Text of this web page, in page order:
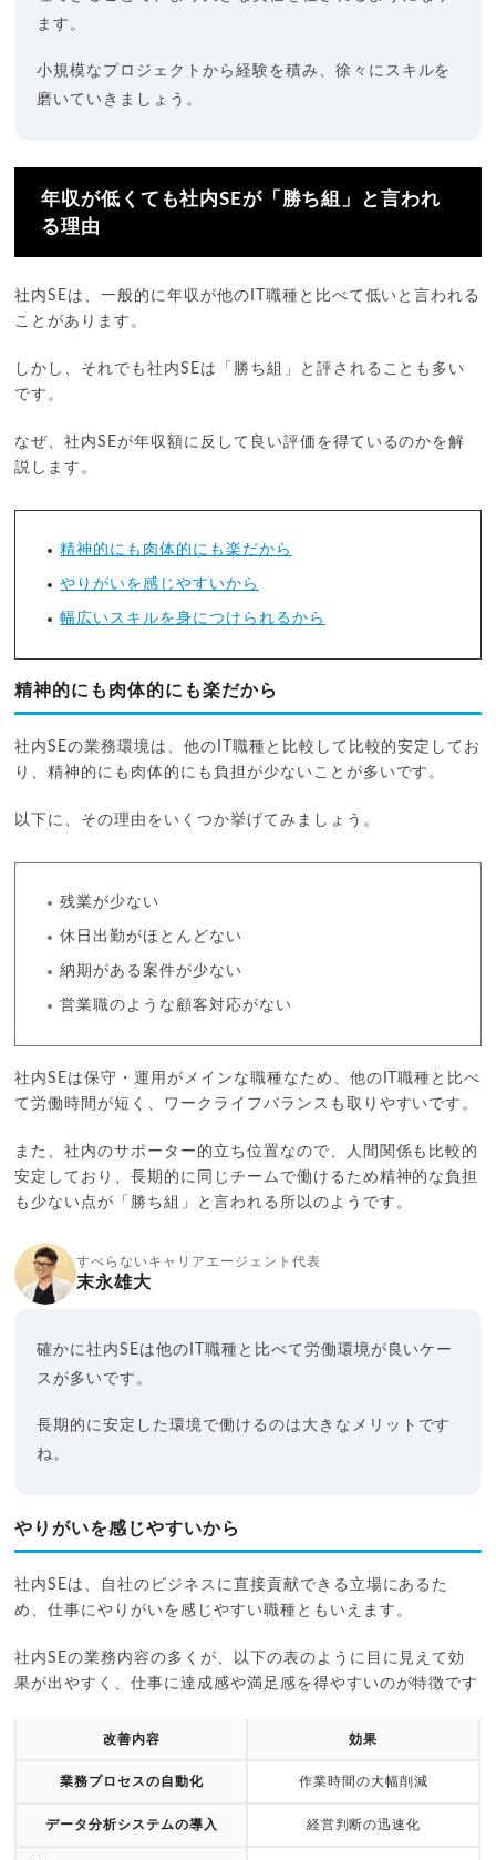
ます。
小規模なプロジェクトから経験を積み、徐々にスキルを
磨いていきましょう。
年収が低くても社内SEが「勝ち組」と言われ
る理由
社内SEは、一般的に年収が他のIT職種と比べて低いと言われる
ことがあります。
しかし、それでも社内SEは「勝ち組」と評されることも多い
です。
なぜ、社内SEが年収額に反して良い評価を得ているのかを解
説します。
精神的にも肉体的にも楽だから
やりがいを感じやすいから
幅広いスキルを身につけられるから
精神的にも肉体的にも楽だから
社内SEの業務環境は、他のIT職種と比較して比較的安定してお
り、精神的にも肉体的にも負担が少ないことが多いです。
以下に、その理由をいくつか挙げてみましょう。
残業が少ない
休日出勤がほとんどない
納期がある案件が少ない
営業職のような顧客対応がない
社内SEは保守・運用がメインな職種なため、他のIT職種と比べ
て労働時間が短く、ワークライフバランスも取りやすいです。
また、社内のサポーター的立ち位置なので、人間関係も比較的
安定しており、長期的に同じチームで働けるため精神的な負担
も少ない点が「勝ち組」と言われる所以のようです。
すべらないキャリアエージェント代表
末永雄大
確かに社内SEは他のIT職種と比べて労働環境が良いケー
スが多いです。
長期的に安定した環境で働けるのは大きなメリットです
ね。
やりがいを感じやすいから
社内SEは、自社のビジネスに直接貢献できる立場にあるた
め、仕事にやりがいを感じやすい職種ともいえます。
社内SEの業務内容の多くが、以下の表のように目に見えて効
果が出やすく、仕事に達成感や満足感を得やすいのが特徴です
改善内容 効果
業務プロセスの自動化 作業時間の大幅削減
データ分析システムの導入 経営判断の迅速化